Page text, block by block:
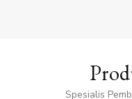
Spesialis